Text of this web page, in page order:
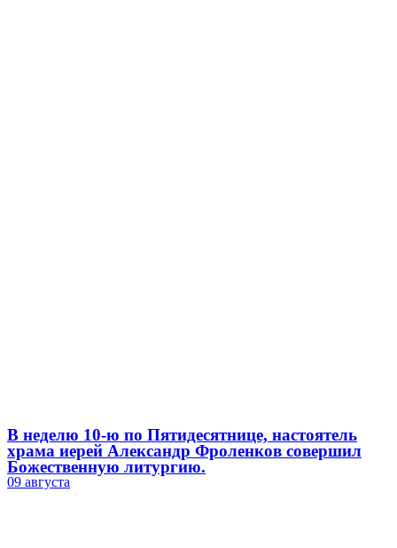
В неделю 10-ю по Пятидесятнице, настоятель
храма иерей Александр Фроленков совершил
Божественную литургию.
09 августа